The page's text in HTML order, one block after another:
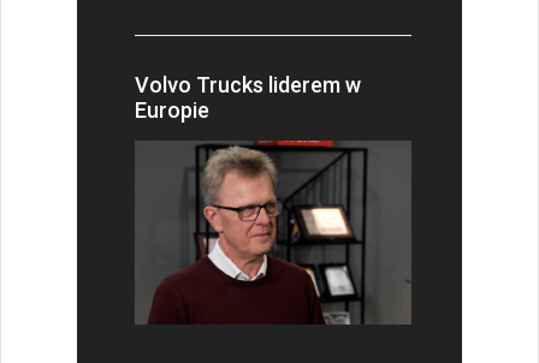
Volvo Trucks liderem w
Europie